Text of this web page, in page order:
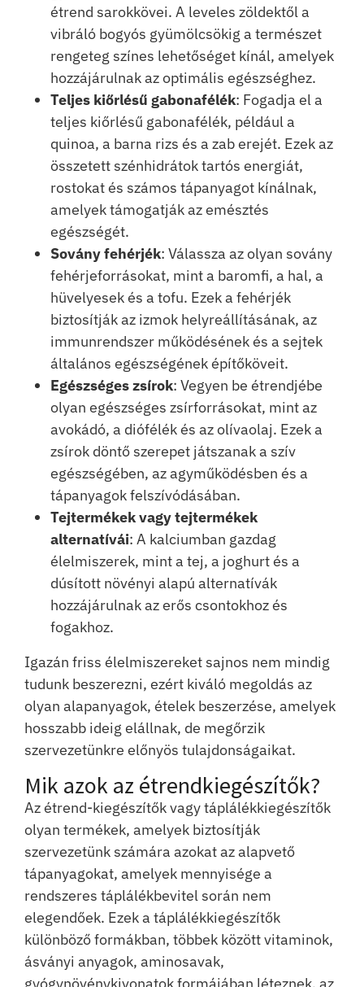
étrend sarokkövei. A leveles zöldektől a
vibráló bogyós gyümölcsökig a természet
rengeteg színes lehetőséget kínál, amelyek
hozzájárulnak az optimális egészséghez.
Teljes kiőrlésű gabonafélék: Fogadja el a
teljes kiőrlésű gabonafélék, például a
quinoa, a barna rizs és a zab erejét. Ezek az
összetett szénhidrátok tartós energiát,
rostokat és számos tápanyagot kínálnak,
amelyek támogatják az emésztés
egészségét.
Sovány fehérjék: Válassza az olyan sovány
fehérjeforrásokat, mint a baromfi, a hal, a
hüvelyesek és a tofu. Ezek a fehérjék
biztosítják az izmok helyreállításának, az
immunrendszer működésének és a sejtek
általános egészségének építőköveit.
Egészséges zsírok: Vegyen be étrendjébe
olyan egészséges zsírforrásokat, mint az
avokádó, a diófélék és az olívaolaj. Ezek a
zsírok döntő szerepet játszanak a szív
egészségében, az agyműködésben és a
tápanyagok felszívódásában.
Tejtermékek vagy tejtermékek
alternatívái: A kalciumban gazdag
élelmiszerek, mint a tej, a joghurt és a
dúsított növényi alapú alternatívák
hozzájárulnak az erős csontokhoz és
fogakhoz.
Igazán friss élelmiszereket sajnos nem mindig
tudunk beszerezni, ezért kiváló megoldás az
olyan alapanyagok, ételek beszerzése, amelyek
hosszabb ideig elállnak, de megőrzik
szervezetünkre előnyös tulajdonságaikat.
Mik azok az étrendkiegészítők?
Az étrend-kiegészítők vagy táplálékkiegészítők
olyan termékek, amelyek biztosítják
szervezetünk számára azokat az alapvető
tápanyagokat, amelyek mennyisége a
rendszeres táplálékbevitel során nem
elegendőek. Ezek a táplálékkiegészítők
különböző formákban, többek között vitaminok,
ásványi anyagok, aminosavak,